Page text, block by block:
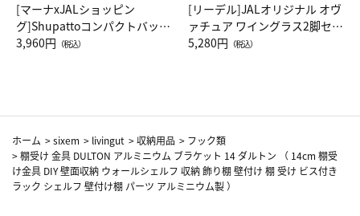
[マーナxJALショッピン
グ]Shupattoコンパクトバッグ
Drop JAL客室乗務員（LC）ス
3,960円 （税込）
[リーデル]JALオリジナル オヴ
ァチュア ワイングラス2脚セッ
ト（レッドワイン）
5,280円 （税込）
ホーム >sixem > livingut >収納用品 > フック類
>棚受け 金具 DULTON アルミニウム ブラケット 14 ダルトン （ 14cm 棚受
け金具 DIY 壁面収納 ウォールシェルフ 収納 飾り棚 壁付け 棚 受け ビス付き
ラック シェルフ 壁付け棚 パーツ アルミニウム製 ）